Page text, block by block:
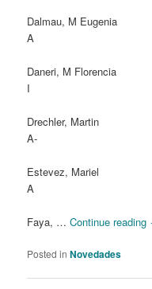
Dalmau, M Eugenia
A
Daneri, M Florencia
I
Drechler, Martin
A-
Estevez, Mariel
A
Faya, …Continue reading
Posted in Novedades